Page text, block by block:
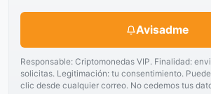
Avisadme
Responsable: Criptomonedas VIP. Finalidad:
solicitas. Legitimación: tu consentimiento.
clic desde cualquier correo. No cedemos tus